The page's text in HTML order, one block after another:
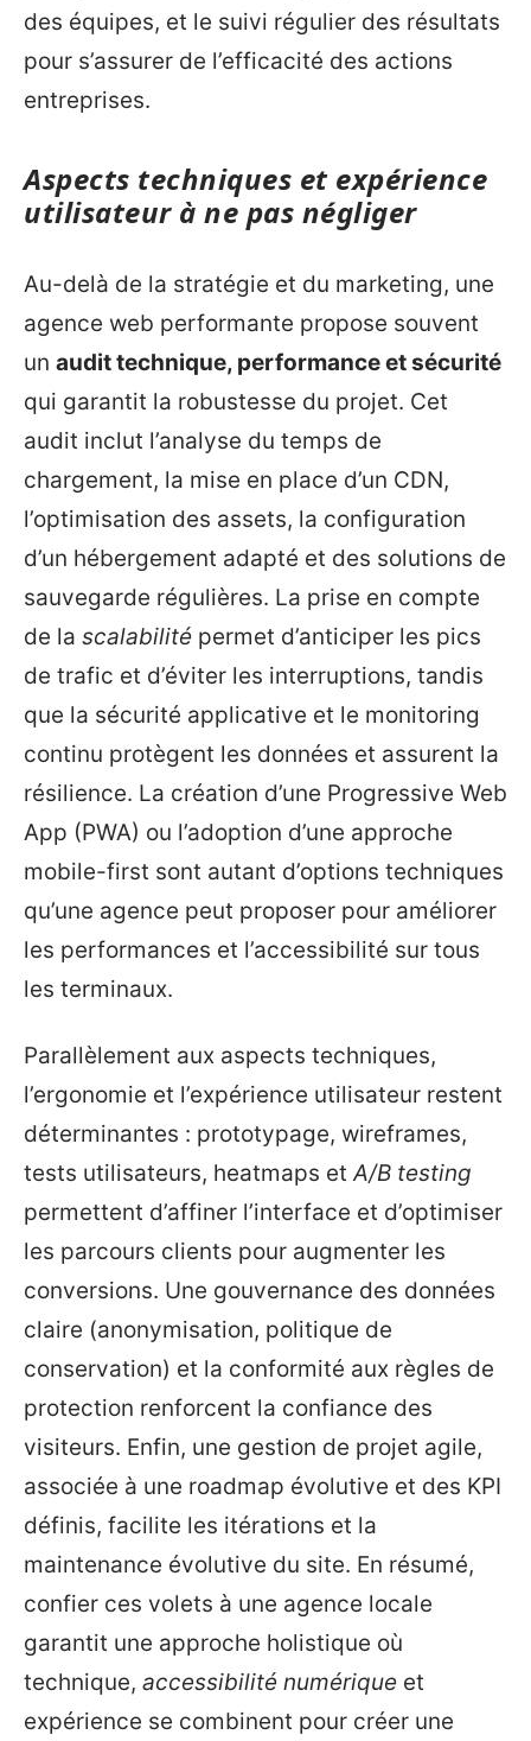
des équipes, et le suivi régulier des résultats
pour s’assurer de l’efficacité des actions
entreprises.
Aspects techniques et expérience
utilisateur à ne pas négliger
Au-delà de la stratégie et du marketing, une
agence web performante propose souvent
un audit technique, performance et sécurité
qui garantit la robustesse du projet. Cet
audit inclut l’analyse du temps de
chargement, la mise en place d’un CDN,
l’optimisation des assets, la configuration
d’un hébergement adapté et des solutions de
sauvegarde régulières. La prise en compte
de la scalabilité permet d’anticiper les pics
de trafic et d’éviter les interruptions, tandis
que la sécurité applicative et le monitoring
continu protègent les données et assurent la
résilience. La création d’une Progressive Web
App (PWA) ou l’adoption d’une approche
mobile-first sont autant d’options techniques
qu’une agence peut proposer pour améliorer
les performances et l’accessibilité sur tous
les terminaux.
Parallèlement aux aspects techniques,
l’ergonomie et l’expérience utilisateur restent
déterminantes : prototypage, wireframes,
tests utilisateurs, heatmaps etA/B testing
permettent d’affiner l’interface et d’optimiser
les parcours clients pour augmenter les
conversions. Une gouvernance des données
claire (anonymisation, politique de
conservation) et la conformité aux règles de
protection renforcent la confiance des
visiteurs. Enfin, une gestion de projet agile,
associée à une roadmap évolutive et des KPI
définis, facilite les itérations et la
maintenance évolutive du site. En résumé,
confier ces volets à une agence locale
garantit une approche holistique où
technique, accessibilité numérique et
expérience se combinent pour créer une